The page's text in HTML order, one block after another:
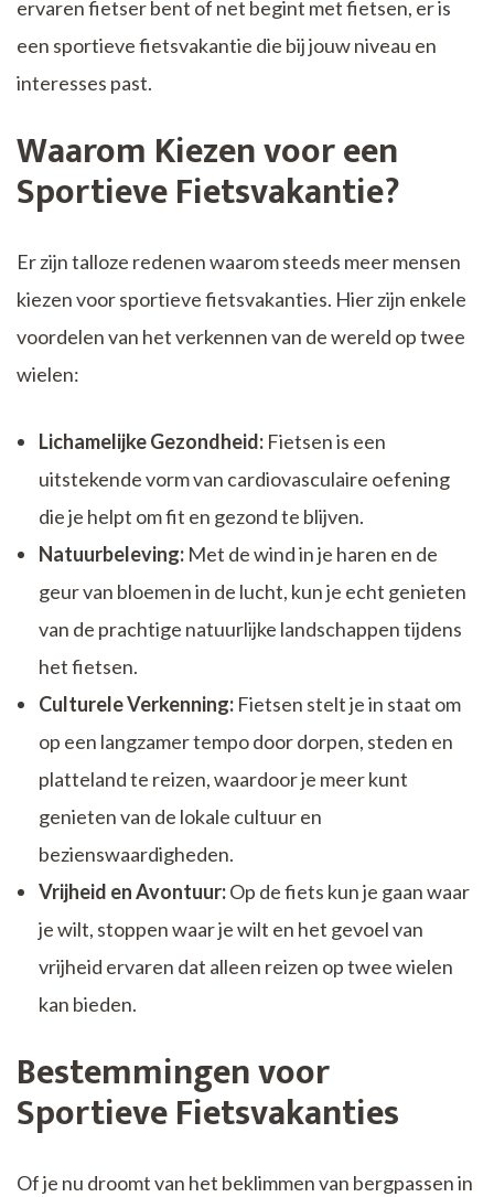
ervaren fietser bent of net begint met fietsen, er is
een sportieve fietsvakantie die bij jouw niveau en
interesses past.
Waarom Kiezen voor een
Sportieve Fietsvakantie?
Er zijn talloze redenen waarom steeds meer mensen
kiezen voor sportieve fietsvakanties. Hier zijn enkele
voordelen van het verkennen van de wereld op twee
wielen:
Lichamelijke Gezondheid: Fietsen is een
uitstekende vorm van cardiovasculaire oefening
die je helpt om fit en gezond te blijven.
Natuurbeleving: Met de wind in je haren en de
geur van bloemen in de lucht, kun je echt genieten
van de prachtige natuurlijke landschappen tijdens
het fietsen.
Culturele Verkenning: Fietsen stelt je in staat om
op een langzamer tempo door dorpen, steden en
platteland te reizen, waardoor je meer kunt
genieten van de lokale cultuur en
bezienswaardigheden.
Vrijheid en Avontuur:Op de fiets kun je gaan waar
je wilt, stoppen waar je wilt en het gevoel van
vrijheid ervaren dat alleen reizen op twee wielen
kan bieden.
Bestemmingen voor
Sportieve Fietsvakanties
Of je nu droomt van het beklimmen van bergpassen in